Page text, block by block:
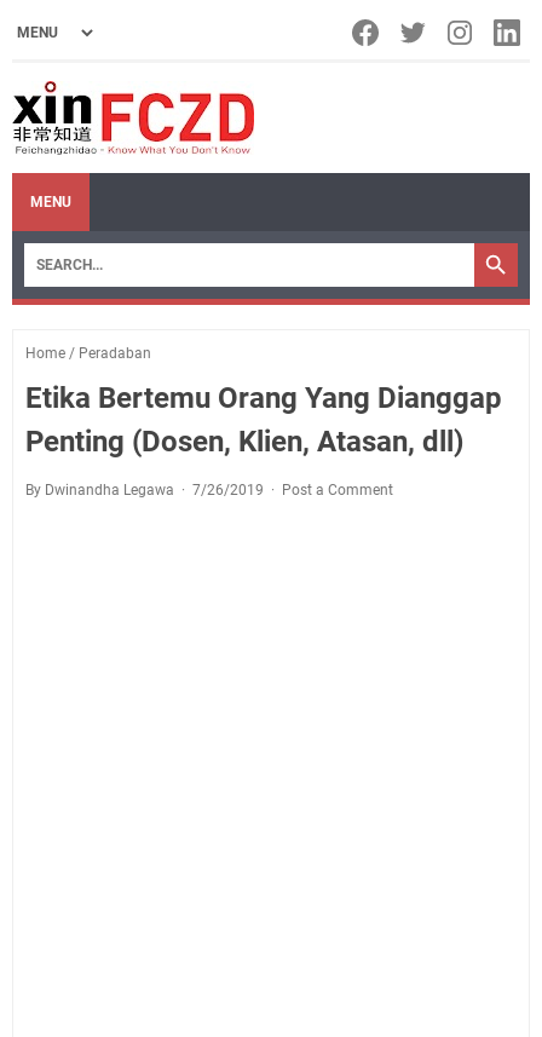
MENU
Home / Peradaban
Etika Bertemu Orang Yang Dianggap
Penting (Dosen, Klien, Atasan, dll)
By Dwinandha Legawa 7/26/2019 Post a Comment